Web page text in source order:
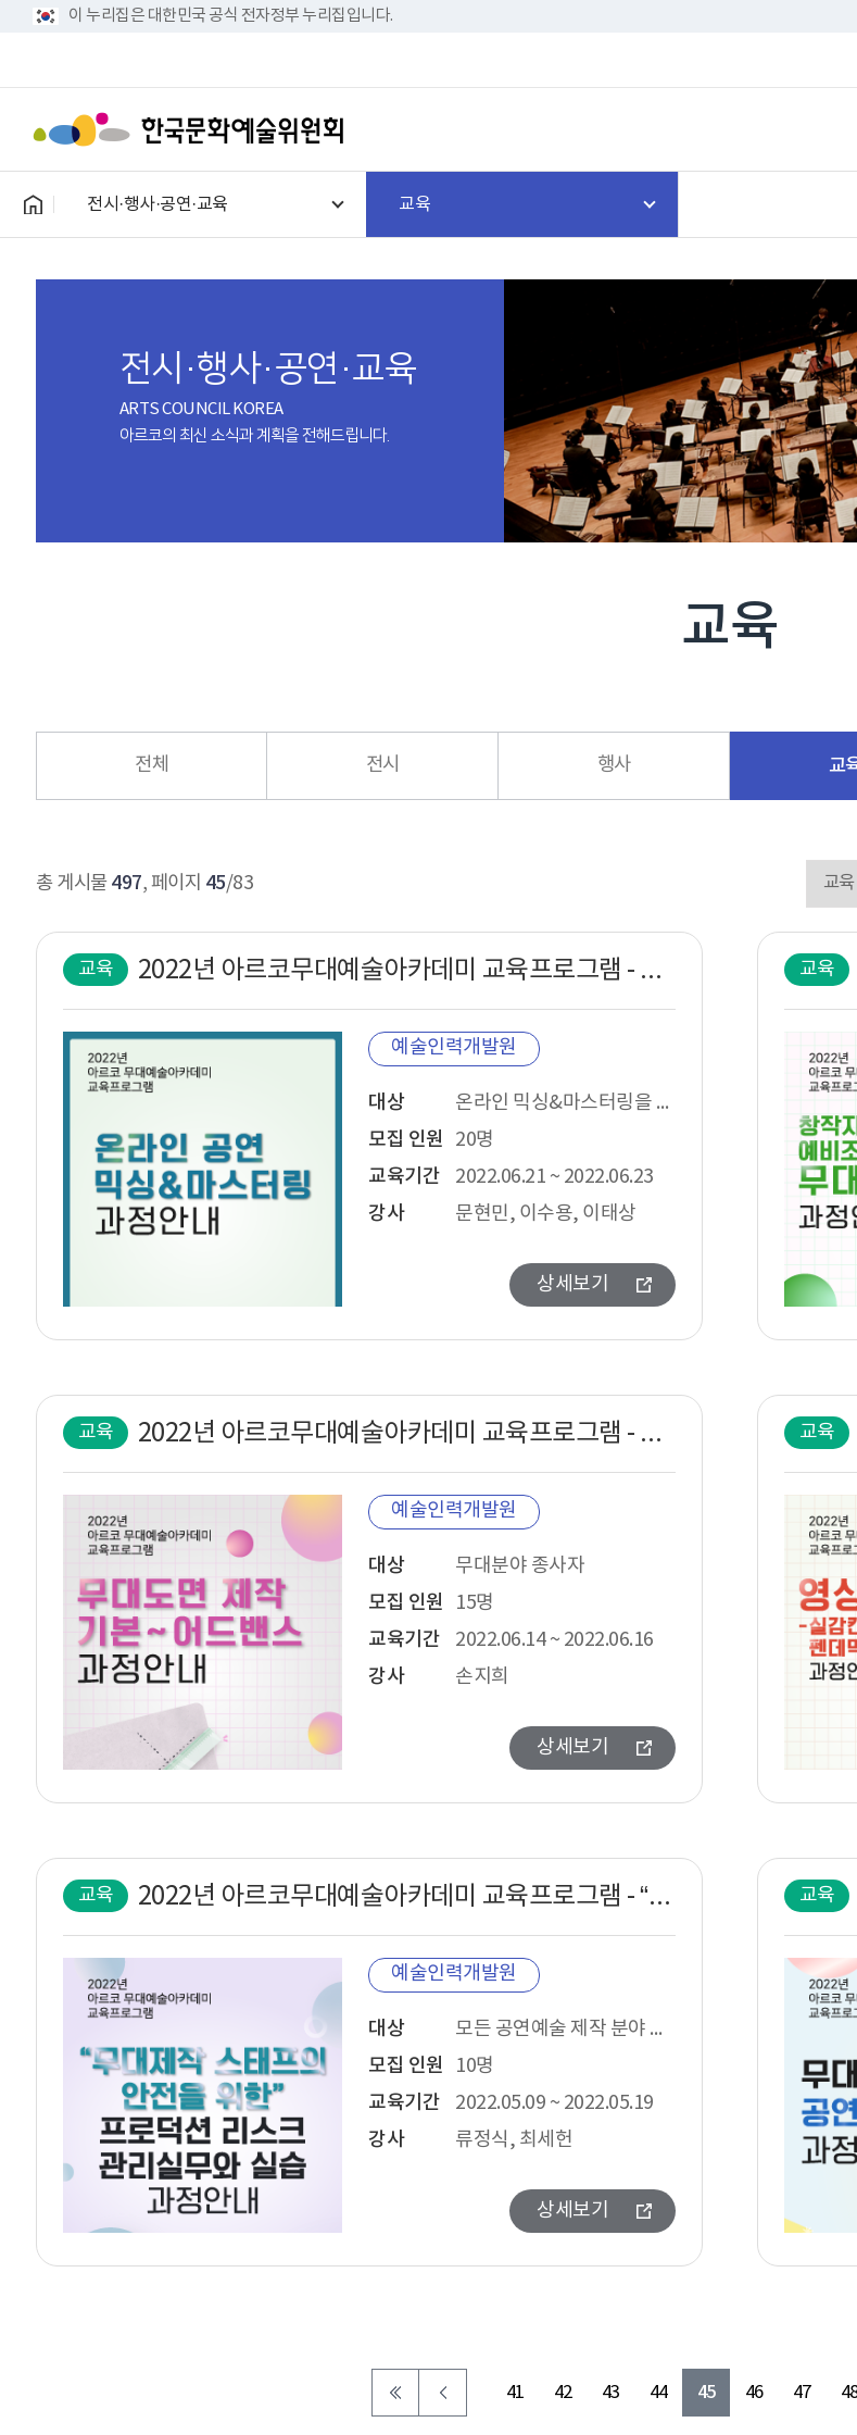
이 누리집은 대한민국 공식 전자정부 누리집입니다.
전시·행사·공연·교육 교육
전시·행사·공연·교육
ARTS COUNCIL KOREA
아르코의 최신 소식과 계획을 전해드립니다.
교육
전체 전시 행사 교
총 게시물 497, 페이지 45/83
교육 2022년 아르코무대예술아카데미 교육프로그램 - 온라인 공연 믹싱&마스터링 과정안내
예술인력개발원
대상
온라인 믹싱&마스터링을 학습하고자 하는 음향 분야 종사자
모집 인원
20명
교육기간
2022.06.21 ~ 2022.06.23
강사
문현민, 이수용, 이태상
상세보기
교육
교육 2022년 아르코무대예술아카데미 교육프로그램 - 무대도면제작기본~어드밴스 과정안내
예술인력개발원
대상
무대분야 종사자
모집 인원
15명
교육기간
2022.06.14 ~ 2022.06.16
강사
손지희
상세보기
교육
교육 2022년 아르코무대예술아카데미 교육프로그램 - “무대제작 스태프의 안전을 위한” 프로덕션 리스크 관리실무와 실습 과정안내
예술인력개발원
대상
모든 공연예술 제작 분야 종사자 (프리랜서, 극장스태프)
모집 인원
10명
교육기간
2022.05.09 ~ 2022.05.19
강사
류정식, 최세헌
상세보기
교육
41 42 43 44 45 46 47